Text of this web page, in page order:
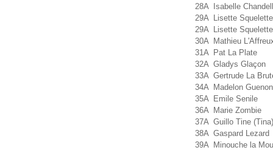
28A
Isabelle
29A
Lisette Squelette
29A
Lisette Squelette
30A
Mathieu
31A
Pat La Plate
32A Gladys Glaçon
33A Gertrude La
34A
Madelon Guenon
35A
Emile Senile
36A
Marie Zombie
37A Guillo Tine (Tina)
38A Gaspard Lezard
39A
Minouche la